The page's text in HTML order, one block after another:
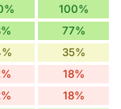
100%
77%
35%
18%
18%